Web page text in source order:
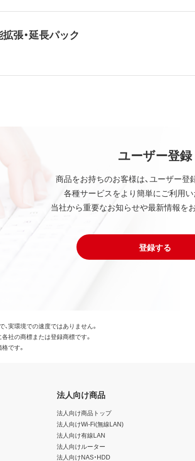
張・延長パック
ユーザー登録
商品をお持ちのお客様は、ユーザー登
各種サービスをより簡単にご利用い
当社から重要なお知らせや最新情報を
登録する
実環境での速度ではありません。
社の商標または登録商標です。
です。
法人向け商品
法人向け商品トップ
法人向けWi-Fi(無線LAN)
法人向け有線LAN
法人向けルーター
法人向けNAS・HDD